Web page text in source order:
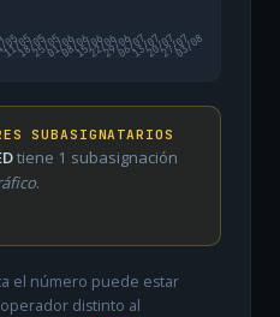
05
11/0518/0525/0501/0608/0615/0622/0629/0606/0713/0720/0727/07
03/08
SUBASIGNATARIOS
tiene 1 subasignación
.
el número puede estar
distinto al